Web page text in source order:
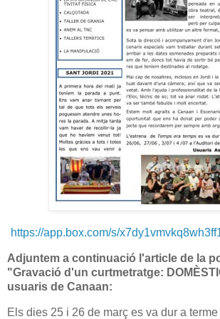
https://app.box.com/s/
Adjuntem a continuació l'article de la
"Gravació d'un curtmetratge:
usuaris de Canaan:
Els dies 25 i 26 de març es va dur a